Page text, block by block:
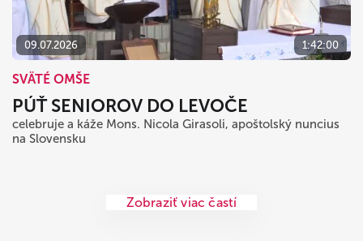
09.07.2026 1:42:00
SVÄTÉ OMŠE
PÚŤ SENIOROV DO LEVOČE
celebruje a káže Mons. Nicola Girasoli, apoštolský nuncius
na Slovensku
Zobraziť viac častí